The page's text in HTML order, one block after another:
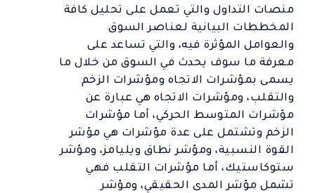
منصات التداول والتي تعمل على تحليل كافة
المخططات البيانية لعناصر السوق
والعوامل المؤثرة فيه، والتي تساعد على
معرفة ما سوف يحدث في السوق من خلال ما
يسمى بمؤشرات الاتجاه ومؤشرات الزخم
والتقلب، ومؤشرات الاتجاه هي عبارة عن
مؤشرات المتوسط الحركي، أما مؤشرات
الزخم وتشتمل على عدة مؤشرات هي مؤشر
القوة النسبية، ومؤشر نطاق ويليامز، ومؤشر
ستوكاستيك، أما مؤشرات التقلب فهي
تشمل مؤشر المدى الحقيقي، ومؤشر